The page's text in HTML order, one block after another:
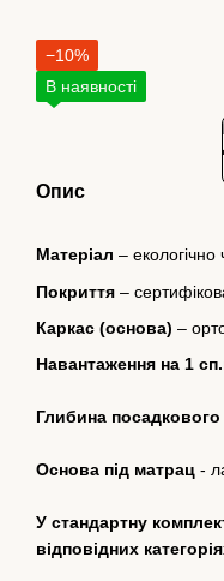
−10%
В наявності
Опис
Матеріал – екологічно
Покриття –
Каркас (основа) –
Навантаження на 1
Глибина
Основа під матрац -
У стандартну
відповідних